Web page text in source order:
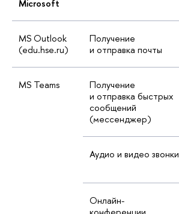
Microsoft
MS Outlook
(edu.hse.ru)
Получение
и отправка почты
MS Teams
Получение
и отправка быстрых
сообщений
(мессенджер)
Аудио и видео звонки
Онлайн-